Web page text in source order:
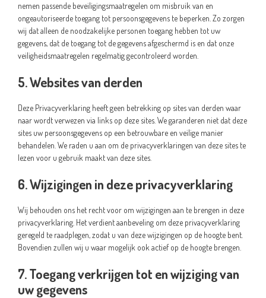
nemen passende beveiligingsmaatregelen om misbruik van en
ongeautoriseerde toegang tot persoonsgegevens te beperken. Zo zorgen
wij dat alleen de noodzakelijke personen toegang hebben tot uw
gegevens, dat de toegang tot de gegevens afgeschermd is en dat onze
veiligheidsmaatregelen regelmatig gecontroleerd worden.
5. Websites van derden
Deze Privacyverklaring heeft geen betrekking op sites van derden waar
naar wordt verwezen via links op deze sites. We garanderen niet dat deze
sites uw persoonsgegevens op een betrouwbare en veilige manier
behandelen. We raden u aan om de privacyverklaringen van deze sites te
lezen voor u gebruik maakt van deze sites.
6. Wijzigingen in deze privacyverklaring
Wij behouden ons het recht voor om wijzigingen aan te brengen in deze
privacyverklaring. Het verdient aanbeveling om deze privacyverklaring
geregeld te raadplegen, zodat u van deze wijzigingen op de hoogte bent.
Bovendien zullen wij u waar mogelijk ook actief op de hoogte brengen.
7. Toegang verkrijgen tot en wijziging van
uw gegevens